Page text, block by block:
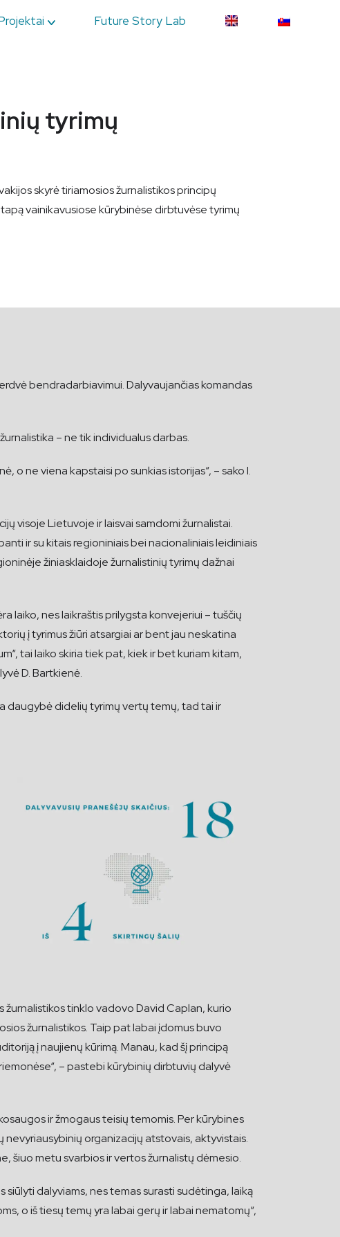
Future Story Lab
tyrimų
skyrė tiriamosios žurnalistikos principų
vainikavusiose kūrybinėse dirbtuvėse tyrimų
bendradarbiavimui. Dalyvaujančias komandas
– ne tik individualus darbas.
o ne viena kapstaisi po sunkias istorijas“, – sako I.
visoje Lietuvoje ir laisvai samdomi žurnalistai.
ir su kitais regioniniais bei nacionaliniais leidiniais
žiniasklaidoje žurnalistinių tyrimų dažnai
laiko, nes laikraštis prilygsta konvejeriui – tuščių
į tyrimus žiūri atsargiai ar bent jau neskatina
tai laiko skiria tiek pat, kiek ir bet kuriam kitam,
D. Bartkienė.
daugybė didelių tyrimų vertų temų, tad tai ir
tinklo vadovo David Caplan, kurio
žurnalistikos. Taip pat labai įdomus buvo
į naujienų kūrimą. Manau, kad šį principą
– pastebi kūrybinių dirbtuvių dalyvė
ir žmogaus teisių temomis. Per kūrybines
organizacijų atstovais, aktyvistais.
šiuo metu svarbios ir vertos žurnalistų dėmesio.
dalyviams, nes temas surasti sudėtinga, laiką
o iš tiesų temų yra labai gerų ir labai nematomų“,